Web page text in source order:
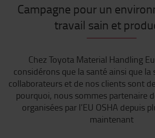
Campagne pour un
travail sain et
Chez Toyota Material Handling
considérons que la santé ainsi que la
collaborateurs et de nos clients sont
pourquoi, nous sommes partenaire
organisées par l’EU OSHA depuis
maintenant